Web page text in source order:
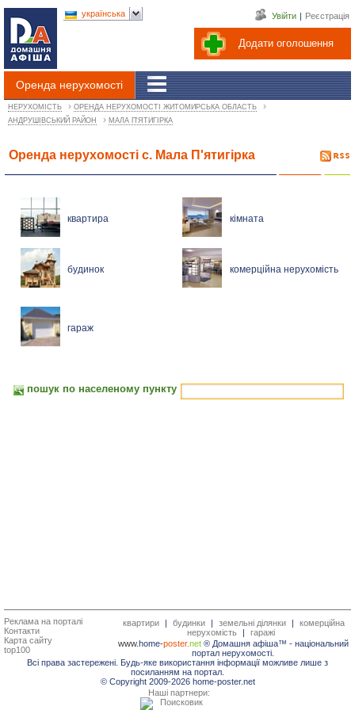
Додати оголошення
Увійти | Реєстрація
Оренда нерухомості
українська
НЕРУХОМІСТЬ › ОРЕНДА НЕРУХОМОСТІ ЖИТОМИРСЬКА ОБЛАСТЬ ›
АНДРУШІВСЬКИЙ РАЙОН › МАЛА П'ЯТИГІРКА
Оренда нерухомості с. Мала П'ятигірка
квартира кімната
будинок комерційна нерухомість
гараж
пошук по населеному пункту
Реклама на порталі
Контакти
Карта сайту
top100
квартири | будинки | земельні ділянки |
комерційна
нерухомість
|
гаражі
www.home-poster.net® Домашня афіша™ - національний
портал нерухомості.
Всі права застережені. Будь-яке використання інформації можливе лише з
посиланням на портал.
© Copyright 2009-2026 home-poster.net
Наші партнери: